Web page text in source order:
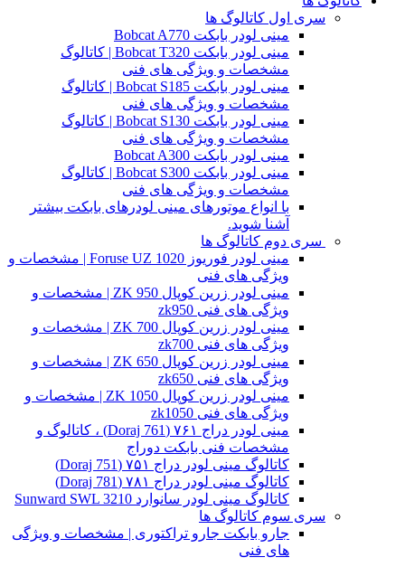
سری اول کاتالوگ ها
مینی لودر بابکت Bobcat A770
مینی لودر بابکت Bobcat T320 | کاتالوگ
مشخصات و ویژگی های فنی
مینی لودر بابکت Bobcat S185 | کاتالوگ
مشخصات و ویژگی های فنی
مینی لودر بابکت Bobcat S130 | کاتالوگ
مشخصات و ویژگی های فنی
مینی لودر بابکت Bobcat A300
مینی لودر بابکت Bobcat S300 | کاتالوگ
مشخصات و ویژگی های فنی
با انواع موتورهای مینی لودرهای بابکت بیشتر
آشنا شوید.
سری دوم کاتالوگ ها
مینی لودر فوریوز Foruse UZ 1020 | مشخصات و
ویژگی های فنی
مینی لودر زرین کوپال ZK 950 | مشخصات و
ویژگی های فنی zk950
مینی لودر زرین کوپال ZK 700 | مشخصات و
ویژگی های فنی zk700
مینی لودر زرین کوپال ZK 650 | مشخصات و
ویژگی های فنی zk650
مینی لودر زرین کوپال ZK 1050 | مشخصات و
ویژگی های فنی zk1050
مینی لودر دراج ۷۶۱ (Doraj 761) ، کاتالوگ و
مشخصات فنی بابکت دوراج
کاتالوگ مینی لودر دراج ۷۵۱ (Doraj 751)
کاتالوگ مینی لودر دراج ۷۸۱ (Doraj 781)
کاتالوگ مینی لودر سانوارد Sunward SWL 3210
سری سوم کاتالوگ ها
جارو بابکت جارو تراکتوری | مشخصات و ویژگی
های فنی